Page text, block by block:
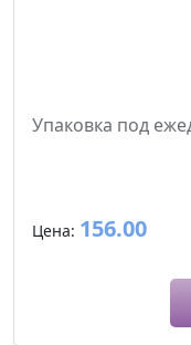
Упаковка под
Цена: 156.00